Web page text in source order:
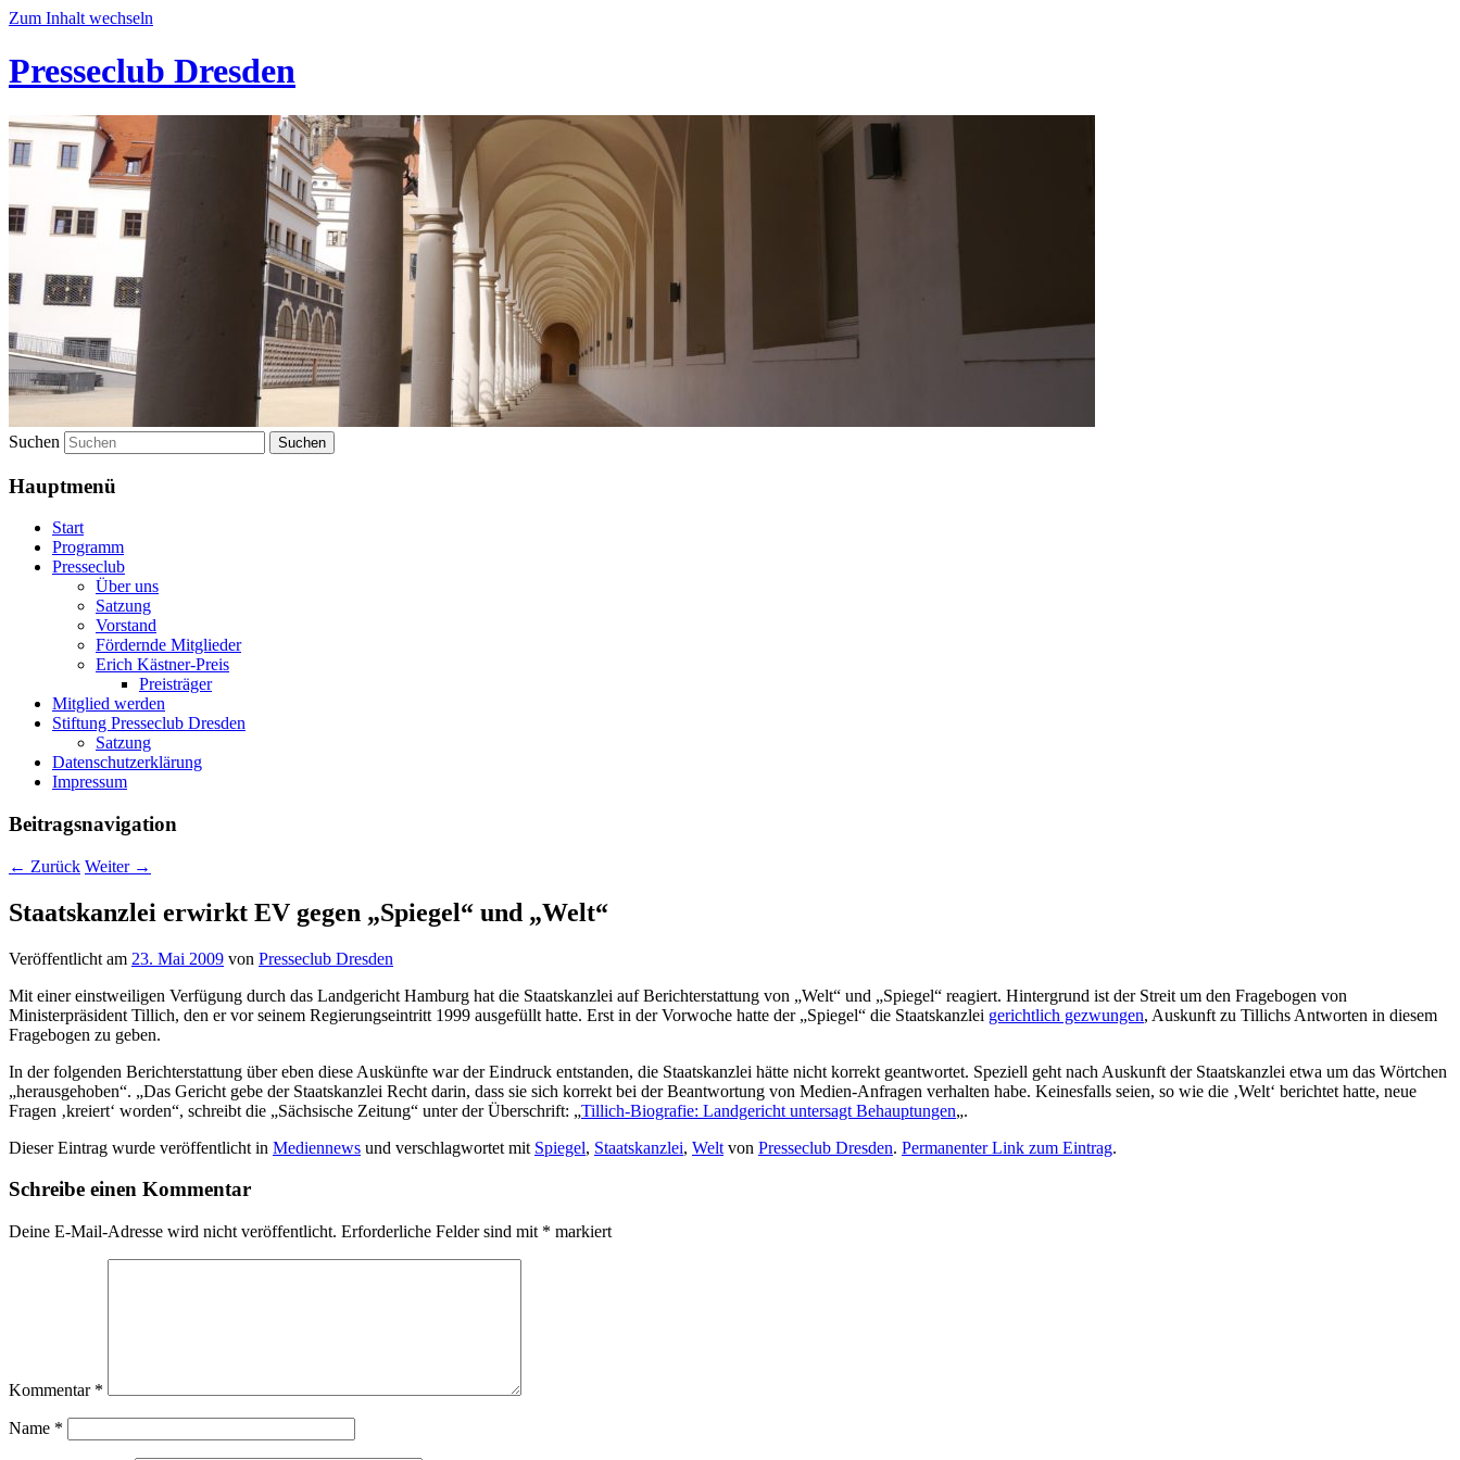
Zum Inhalt wechseln
Presseclub Dresden
Suchen
Hauptmenü
Start
Programm
Presseclub
Über uns
Satzung
Vorstand
Fördernde Mitglieder
Erich Kästner-Preis
Preisträger
Mitglied werden
Stiftung Presseclub Dresden
Satzung
Datenschutzerklärung
Impressum
Beitragsnavigation
← Zurück Weiter →
Staatskanzlei erwirkt EV gegen „Spiegel“ und „Welt“
Veröffentlicht am 23. Mai 2009 von Presseclub Dresden
Mit einer einstweiligen Verfügung durch das Landgericht Hamburg hat die Staatskanzlei auf Berichterstattung von „Welt“ und „Spiegel“ reagiert. Hintergrund ist der Streit um den Fragebogen von
Ministerpräsident Tillich, den er vor seinem Regierungseintritt 1999 ausgefüllt hatte. Erst in der Vorwoche hatte der „Spiegel“ die Staatskanzlei gerichtlich gezwungen, Auskunft zu Tillichs Antworten in diesem
Fragebogen zu geben.
In der folgenden Berichterstattung über eben diese Auskünfte war der Eindruck entstanden, die Staatskanzlei hätte nicht korrekt geantwortet. Speziell geht nach Auskunft der Staatskanzlei etwa um das Wörtchen
„herausgehoben“. „Das Gericht gebe der Staatskanzlei Recht darin, dass sie sich korrekt bei der Beantwortung von Medien-Anfragen verhalten habe. Keinesfalls seien, so wie die ‚Welt‘ berichtet hatte, neue
Fragen ‚kreiert‘ worden“, schreibt die „Sächsische Zeitung“ unter der Überschrift: „Tillich-Biografie: Landgericht untersagt Behauptungen„.
Dieser Eintrag wurde veröffentlicht in Mediennews und verschlagwortet mit Spiegel, Staatskanzlei, Welt von Presseclub Dresden. Permanenter Link zum Eintrag.
Schreibe einen Kommentar
Deine E-Mail-Adresse wird nicht veröffentlicht. Erforderliche Felder sind mit * markiert
Kommentar *
Name *